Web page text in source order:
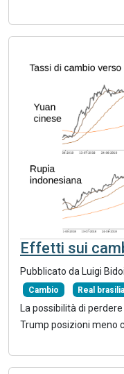
Effetti sui
Pubblicato da Luigi
Cambio Real
La possibilità di
Trump posizioni meno